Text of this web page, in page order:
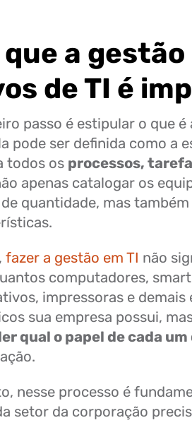
que a gestão
de TI é
passo é estipular o que
pode ser definida como a
todos os processos,
apenas catalogar os
quantidade, mas também
fazer a gestão em TI não
computadores,
impressoras e demais
sua empresa possui,
qual o papel de cada um
nesse processo é
setor da corporação